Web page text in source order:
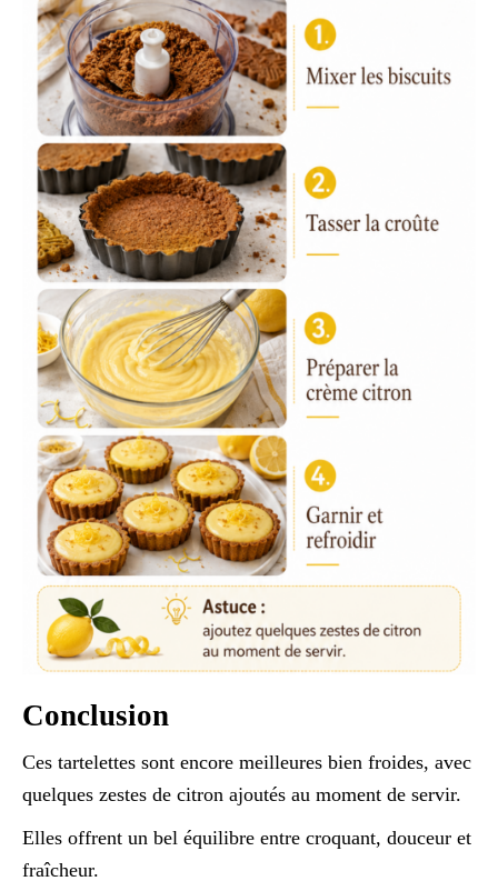
Conclusion
Ces tartelettes sont encore meilleures bien froides, avec
quelques zestes de citron ajoutés au moment de servir.
Elles offrent un bel équilibre entre croquant, douceur et
fraîcheur.